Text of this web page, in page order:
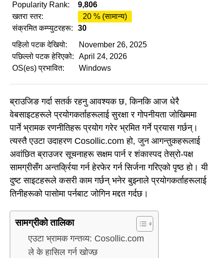
Popularity Rank:
9,806
खतरा स्तर:
20 % (सामान्य)
संक्रमित कम्प्युटरहरू:
30
पहिलो पटक देखियो:
November 26, 2025
पछिल्लो पटक हेरिएको:
April 24, 2026
OS(es) प्रभावित:
Windows
ब्राउजिङ गर्दा सतर्क रहनु आवश्यक छ, किनकि आज धेरै
वेबसाइटहरूले प्रयोगकर्ताहरूलाई सुरक्षा र गोपनीयता जोखिममा
पार्ने भ्रामक रणनीतिहरू प्रयोग गरेर भ्रमित गर्ने प्रयास गर्छन्।
त्यस्तै एउटा उदाहरण Cosollic.com हो, जुन आगन्तुकहरूलाई
अवांछित ब्राउजर सूचनाहरू सक्षम पार्न र शंकास्पद तेस्रो-पक्ष
सामग्रीसँग अन्तर्क्रिया गर्न हेरफेर गर्न सिर्जना गरिएको पृष्ठ हो। यी
दुष्ट साइटहरूले कसरी काम गर्छन् भनेर बुझ्नाले प्रयोगकर्ताहरूलाई
तिनीहरूको पासोमा पर्नबाट जोगिन मद्दत गर्दछ।
सामग्रीको तालिका
एउटा भ्रामक गन्तव्य: Cosollic.com
ले के हासिल गर्न खोज्छ